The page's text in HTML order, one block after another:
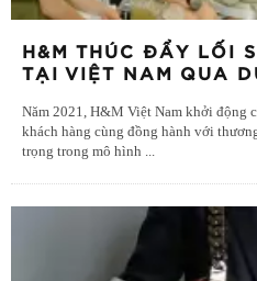
H&M THÚC ĐẨY LỐI
TẠI VIỆT NAM QUA
Năm 2021, H&M Việt Nam khởi động
khách hàng cùng đồng hành với
trọng trong mô hình ...